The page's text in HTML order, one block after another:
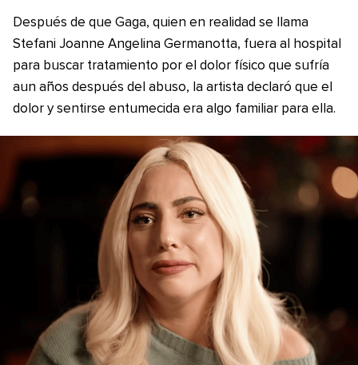
Después de que Gaga, quien en realidad se llama
Stefani Joanne Angelina Germanotta, fuera al hospital
para buscar tratamiento por el dolor físico que sufría
aun años después del abuso, la artista declaró que el
dolor y sentirse entumecida era algo familiar para ella.